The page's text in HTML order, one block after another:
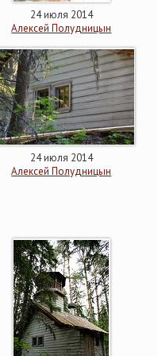
24 июля 2014
Алексей Полудницын
24 июля 2014
Алексей Полудницын